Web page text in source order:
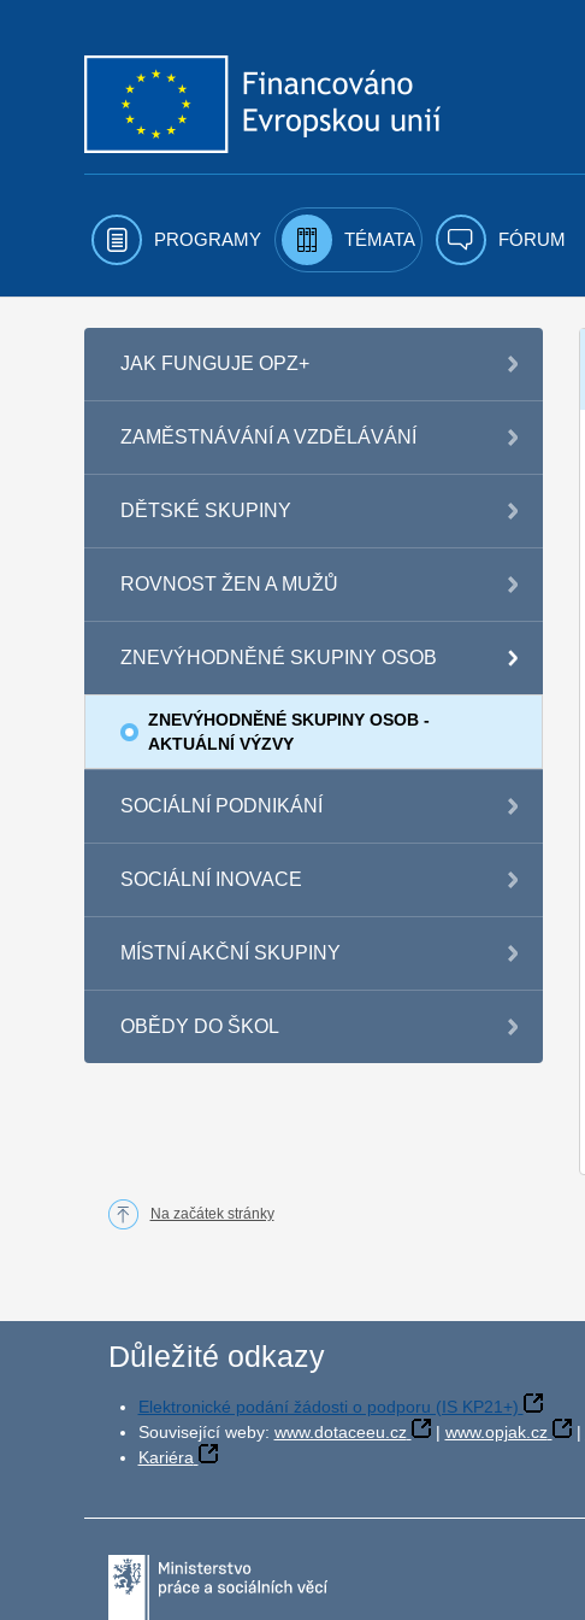
PROGRAMY TÉMATA FÓRUM
JAK FUNGUJE OPZ+
ZAMĚSTNÁVÁNÍ A VZDĚLÁVÁNÍ
DĚTSKÉ SKUPINY
ROVNOST ŽEN A MUŽŮ
ZNEVÝHODNĚNÉ SKUPINY OSOB
ZNEVÝHODNĚNÉ SKUPINY OSOB -
AKTUÁLNÍ VÝZVY
SOCIÁLNÍ PODNIKÁNÍ
SOCIÁLNÍ INOVACE
MÍSTNÍ AKČNÍ SKUPINY
OBĚDY DO ŠKOL
Na začátek stránky
Důležité odkazy
Elektronické podání žádosti o podporu (IS KP21+)
Související weby: www.dotaceeu.cz | www.opjak.cz |
Kariéra